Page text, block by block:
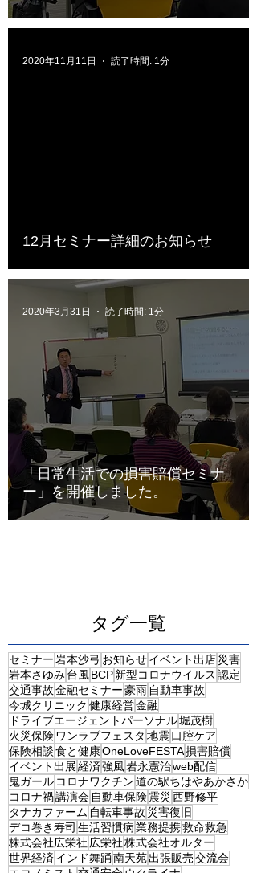
12月セミナー詳細のお知らせ
2020年11月11日 読了時間: 1分
「日常生活での損害賠償セミナ
ー」を開催しました。
2020年3月31日 読了時間: 1分
タグ一覧
セミナー岩本沙弓 お知らせイベント出店災害
岩本さゆみ台風BCP新型コロナウイルス 認定
交通事故金融セミナー豪雨 自動車事故
今城クリニック 健康経営金融
ドライブエージェントパーソナル堀茂樹
火災保険ワンラブフェスタ 地震口腔ケア
保険相談食と健康OneLoveFESTA損害賠償
イベント出展経済強風岩永憲治web配信
鬼ガール コロナワクチン道の駅ちはやあかさか
コロナ禍講演会 自動車保険震災 西野修平
タナカファーム 自転車事故 災害復旧
デコ巻き寿司 生活習慣病業務提携救命救急
株式会社広栄社 広栄社株式会社オルター
世界経済インド舞踊南天苑出張販売交流会